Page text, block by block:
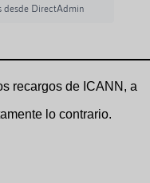
desde DirectAdmin
recargos de ICANN, a
lo contrario.